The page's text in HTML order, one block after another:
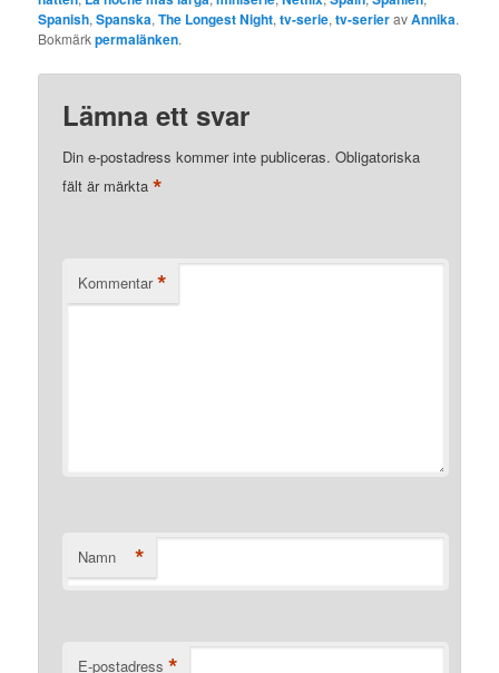
Spanish,Spanska,The Longest Night,tv-serie,tv-serieravAnnika.
Bokmärkpermalänken.
Lämna ett svar
Din e-postadress kommer inte publiceras. Obligatoriska
fält är märkta*
Kommentar *
Namn *
E-postadress